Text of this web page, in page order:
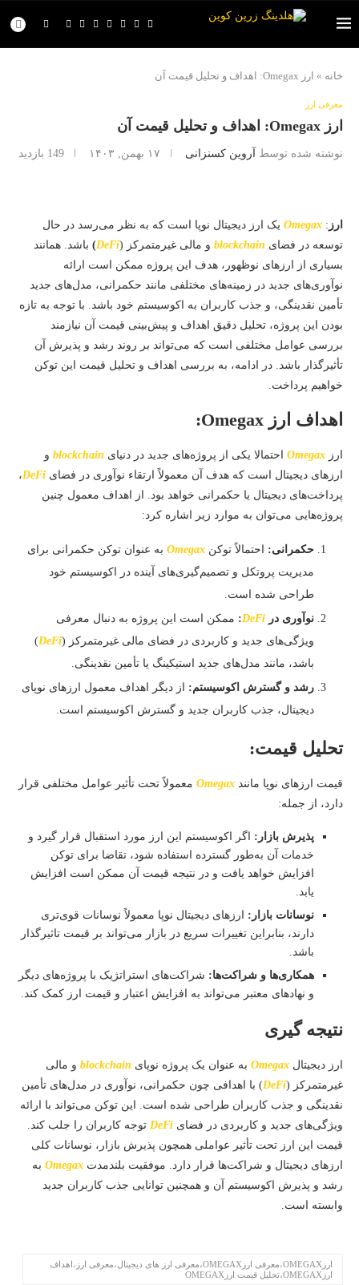
خانه » ارز Omegax: اهداف و تحلیل قیمت آن
معرفی ارز
ارز Omegax: اهداف و تحلیل قیمت آن
نوشته شده توسط آروین کسنزانی ۱۷ بهمن, ۱۴۰۳ 149 بازدید
ارز :
Omegax یک ارز دیجیتال نوپا است که به نظر می‌رسد در حال
توسعه در فضای blockchain و مالی غیرمتمرکز (DeFi
) باشد. همانند
بسیاری از ارزهای نوظهور، هدف این پروژه ممکن است ارائه
نوآوری‌های جدید در زمینه‌های مختلفی مانند حکمرانی، مدل‌های جدید
تأمین نقدینگی، و جذب کاربران به اکوسیستم خود باشد. با توجه به تازه
بودن این پروژه، تحلیل دقیق اهداف و پیش‌بینی قیمت آن نیازمند
بررسی عوامل مختلفی است که می‌تواند بر روند رشد و پذیرش آن
تأثیرگذار باشد. در ادامه، به بررسی اهداف و تحلیل قیمت این توکن
خواهیم پرداخت.
اهداف ارز Omegax:
ارز Omegax احتمالا یکی از پروژه‌های جدید در دنیای blockchain و
ارزهای دیجیتال است که هدف آن معمولاً ارتقاء نوآوری در فضای DeFi،
پرداخت‌های دیجیتال یا حکمرانی خواهد بود. از اهداف معمول چنین
پروژه‌هایی می‌توان به موارد زیر اشاره کرد:
حکمرانی: احتمالاً توکن Omegax به عنوان توکن حکمرانی برای
مدیریت پروتکل و تصمیم‌گیری‌های آینده در اکوسیستم خود
طراحی شده است.
نوآوری در DeFi
: ممکن است این پروژه به دنبال معرفی
ویژگی‌های جدید و کاربردی در فضای مالی غیرمتمرکز (DeFi
)
باشد، مانند مدل‌های جدید استیکینگ یا تأمین نقدینگی.
رشد و گسترش اکوسیستم: از دیگر اهداف معمول ارزهای نوپای
دیجیتال، جذب کاربران جدید و گسترش اکوسیستم است.
تحلیل قیمت:
قیمت ارزهای نوپا مانند Omegax معمولاً تحت تأثیر عوامل مختلفی قرار
دارد، از جمله:
پذیرش بازار: اگر اکوسیستم این ارز مورد استقبال قرار گیرد و
خدمات آن به‌طور گسترده استفاده شود، تقاضا برای توکن
افزایش خواهد یافت و در نتیجه قیمت آن ممکن است افزایش
یابد.
نوسانات بازار: ارزهای دیجیتال نوپا معمولاً نوسانات قوی‌تری
دارند، بنابراین تغییرات سریع در بازار می‌تواند بر قیمت تاثیرگذار
باشد.
همکاری‌ها و شراکت‌ها: شراکت‌های استراتژیک با پروژه‌های دیگر
و نهادهای معتبر می‌تواند به افزایش اعتبار و قیمت ارز کمک کند.
نتیجه گیری
ارز دیجیتال Omegax به عنوان یک پروژه نوپای blockchain و مالی
غیرمتمرکز (DeFi) با اهدافی چون حکمرانی، نوآوری در مدل‌های تأمین
نقدینگی و جذب کاربران طراحی شده است. این توکن می‌تواند با ارائه
ویژگی‌های جدید و کاربردی در فضای DeFi توجه کاربران را جلب کند.
قیمت این ارز تحت تأثیر عواملی همچون پذیرش بازار، نوسانات کلی
ارزهای دیجیتال و شراکت‌ها قرار دارد. موفقیت بلندمدت Omegax به
رشد و پذیرش اکوسیستم آن و همچنین توانایی جذب کاربران جدید
وابسته است.
ارزOMEGAX،معرفی ارزOMEGAX،معرفی ارز های دیجیتال،معرفی ارز،اهداف
ارزOMEGAX،تحلیل قیمت ارزOMEGAX